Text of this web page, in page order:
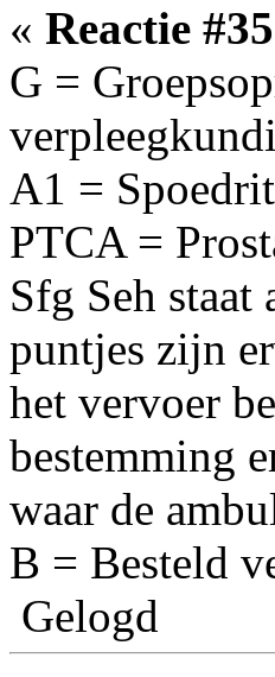
« Reactie
G =
A1 = Spoedrit
PTCA =
Sfg Seh staat
puntjes zijn
het vervoer
bestemming
waar de
B = Besteld
Gelogd